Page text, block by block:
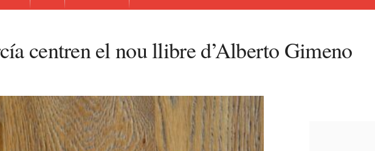
centren el nou llibre d’Alberto Gimeno